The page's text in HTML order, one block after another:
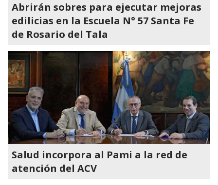
Abrirán sobres para ejecutar mejoras
edilicias en la Escuela N° 57 Santa Fe
de Rosario del Tala
Salud incorpora al Pami a la red de
atención del ACV